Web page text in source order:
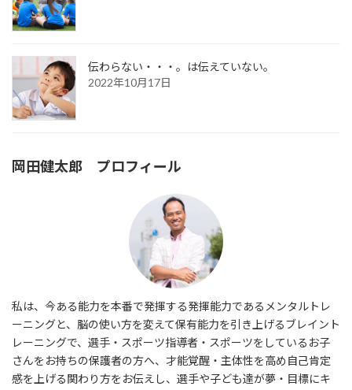
伝わらない・・・。は伝えていない。
2022年10月17日
岡田健太郎 プロフィール
私は、今ある能力を本番で発揮する発揮能力であるメンタルトレ
ーニングと、脳の使い方を変えて保有能力を引き上げるブレイント
レーニングで、選手・スポーツ指導者・スポーツをしているお子
さんをお持ちの保護者の方へ、才能覚醒・主体性を高め自己肯定
感を上げる関わり方をお伝えし、選手や子ども達が夢・目標にキ